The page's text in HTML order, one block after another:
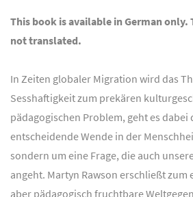
This book is available in German only.
not translated.
In Zeiten globaler Migration wird das
Sesshaftigkeit zum prekären
pädagogischen Problem, geht es
entscheidende Wende in der
sondern um eine Frage, die auch
angeht. Martyn Rawson erschließt zum
aber pädagogisch fruchtbare